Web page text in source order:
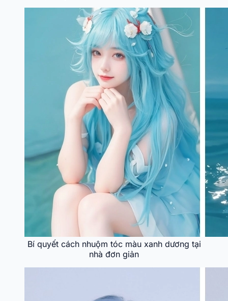
Bí quyết cách nhuộm tóc màu xanh dương tại
nhà đơn giản